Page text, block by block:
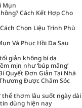
Mụn
Cách Kết Hợp Cho
Chọn Liệu Trình Phù
Và Phục Hồi Da Sau
giản không bí da
mịn như ‘búp măng’
Quyết Đơn Giản Tại Nhà
Được Chăm Sóc
thể thơm lâu suốt ngày dài
dùng hiện nay